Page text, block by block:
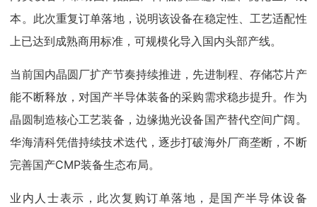
本。此次重复订单落地，说明该设备在稳定性、工艺适配性
上已达到成熟商用标准，可规模化导入国内头部产线。
当前国内晶圆厂扩产节奏持续推进，先进制程、存储芯片产
能不断释放，对国产半导体装备的采购需求稳步提升。作为
晶圆制造核心工艺装备，边缘抛光设备国产替代空间广阔。
华海清科凭借持续技术迭代，逐步打破海外厂商垄断，不断
完善国产CMP装备生态布局。
业内人士表示，此次复购订单落地，是国产半导体设备